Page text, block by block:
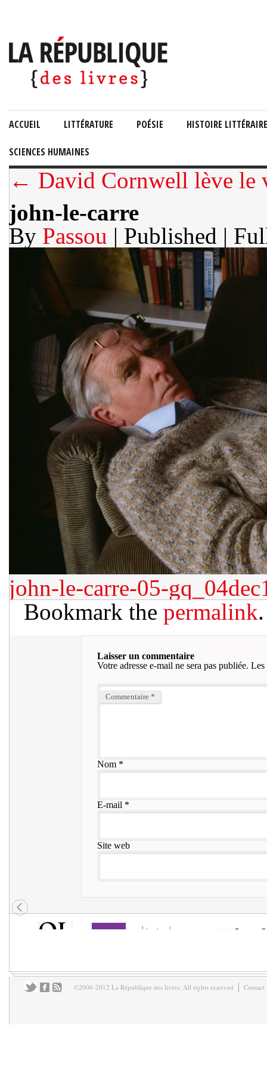
ACCUEIL LITTÉRATURE POÉSIE HISTOIRE LITTÉRAIRE
SCIENCES HUMAINES
← David Cornwell lève le
john-le-carre
By Passou | Published |
john-le-carre-05-
Bookmark the permalink.
Laisser un commentaire
Votre adresse e-mail ne sera pas publiée. Les
Commentaire *
Nom*
E-mail *
Site web
©2006-2012 La République des livres. All rights reserved Contact